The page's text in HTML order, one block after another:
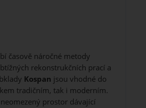
časově náročné metody
rekonstrukčních prací a
Kospan jsou vhodné do
tradičním, tak i moderním.
prostor dávající